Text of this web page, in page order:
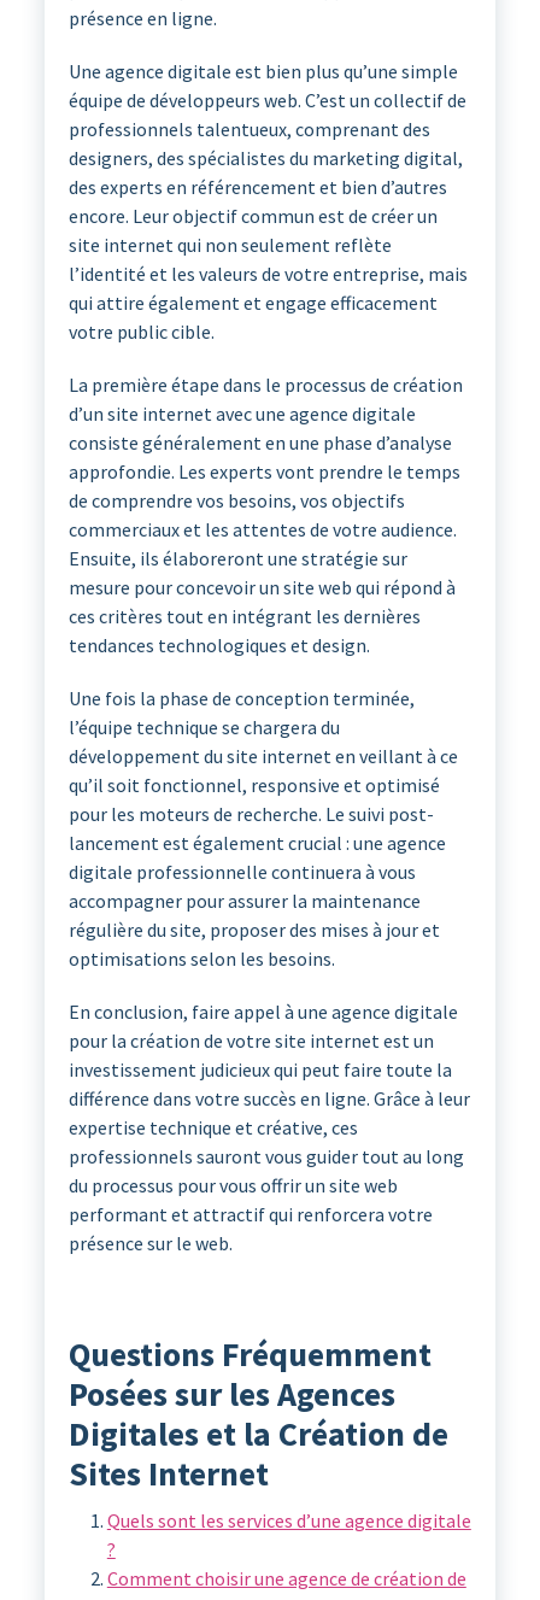
présence en ligne.
Une agence digitale est bien plus qu’une simple
équipe de développeurs web. C’est un collectif de
professionnels talentueux, comprenant des
designers, des spécialistes du marketing digital,
des experts en référencement et bien d’autres
encore. Leur objectif commun est de créer un
site internet qui non seulement reflète
l’identité et les valeurs de votre entreprise, mais
qui attire également et engage efficacement
votre public cible.
La première étape dans le processus de création
d’un site internet avec une agence digitale
consiste généralement en une phase d’analyse
approfondie. Les experts vont prendre le temps
de comprendre vos besoins, vos objectifs
commerciaux et les attentes de votre audience.
Ensuite, ils élaboreront une stratégie sur
mesure pour concevoir un site web qui répond à
ces critères tout en intégrant les dernières
tendances technologiques et design.
Une fois la phase de conception terminée,
l’équipe technique se chargera du
développement du site internet en veillant à ce
qu’il soit fonctionnel, responsive et optimisé
pour les moteurs de recherche. Le suivi post-
lancement est également crucial : une agence
digitale professionnelle continuera à vous
accompagner pour assurer la maintenance
régulière du site, proposer des mises à jour et
optimisations selon les besoins.
En conclusion, faire appel à une agence digitale
pour la création de votre site internet est un
investissement judicieux qui peut faire toute la
différence dans votre succès en ligne. Grâce à leur
expertise technique et créative, ces
professionnels sauront vous guider tout au long
du processus pour vous offrir un site web
performant et attractif qui renforcera votre
présence sur le web.
Questions Fréquemment
Posées sur les Agences
Digitales et la Création de
Sites Internet
Quels sont les services d’une agence digitale
?
Comment choisir une agence de création de